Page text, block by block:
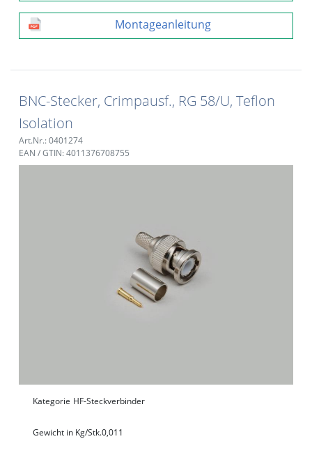
Montageanleitung
BNC-Stecker, Crimpausf., RG 58/U, Teflon
Isolation
Art.Nr.: 0401274
EAN / GTIN: 4011376708755
Kategorie HF-Steckverbinder
Gewicht in Kg/Stk.0,011